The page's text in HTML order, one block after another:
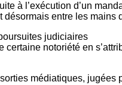
à l’exécution d’un
entre les mains
judiciaires
certaine notoriété en
médiatiques,